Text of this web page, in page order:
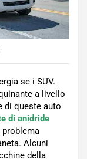
se i SUV.
a livello
di queste auto
di anidride
Alcuni
della